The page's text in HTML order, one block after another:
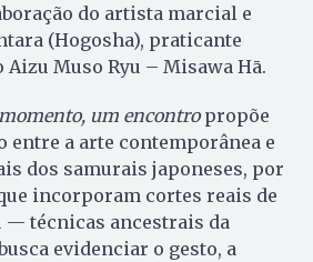
do artista marcial e
(Hogosha), praticante
Muso Ryu – Misawa Hā.
um encontropropõe
entre a arte contemporânea e
dos samurais japoneses, por
incorporam cortes reais de
— técnicas ancestrais da
evidenciar o gesto, a